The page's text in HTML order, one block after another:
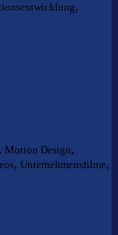
,
, Motion Design,
, Unternehmensfilme,